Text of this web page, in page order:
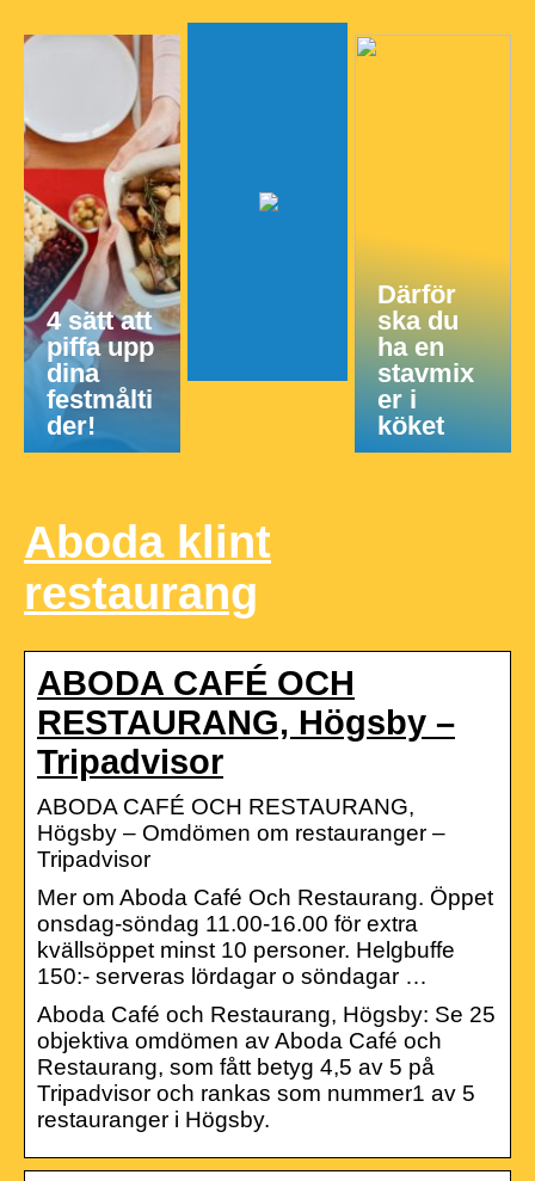
4 sätt att
piffa upp
dina
festmålti
der!
Därför
ska du
ha en
stavmix
er i
köket
Aboda klint
restaurang
ABODA CAFÉ OCH
RESTAURANG, Högsby –
Tripadvisor
ABODA CAFÉ OCH RESTAURANG,
Högsby – Omdömen om restauranger –
Tripadvisor
Mer om Aboda Café Och Restaurang. Öppet
onsdag-söndag 11.00-16.00 för extra
kvällsöppet minst 10 personer. Helgbuffe
150:- serveras lördagar o söndagar …
Aboda Café och Restaurang, Högsby: Se 25
objektiva omdömen av Aboda Café och
Restaurang, som fått betyg 4,5 av 5 på
Tripadvisor och rankas som nummer1 av 5
restauranger i Högsby.